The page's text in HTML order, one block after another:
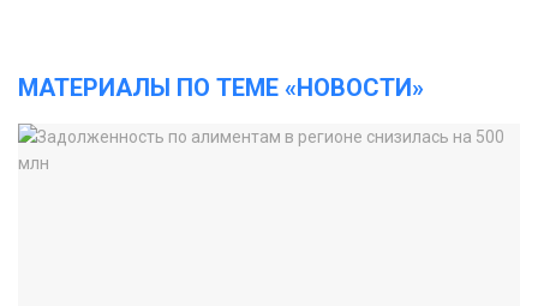
МАТЕРИАЛЫ ПО ТЕМЕ «НОВОСТИ»